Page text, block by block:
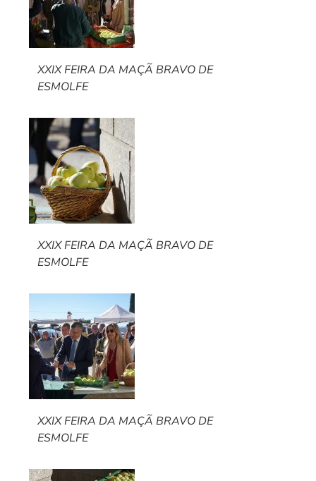
XXIX FEIRA DA MAÇÃ BRAVO DE
ESMOLFE
XXIX FEIRA DA MAÇÃ BRAVO DE
ESMOLFE
XXIX FEIRA DA MAÇÃ BRAVO DE
ESMOLFE